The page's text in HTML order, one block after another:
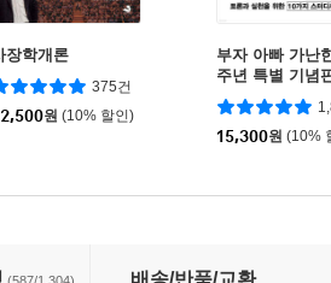
장학개론
375건
원 (10% 할인)
부자 아빠 가난
주년 특별 기념
15,300원 (10%
배송/반품/교환